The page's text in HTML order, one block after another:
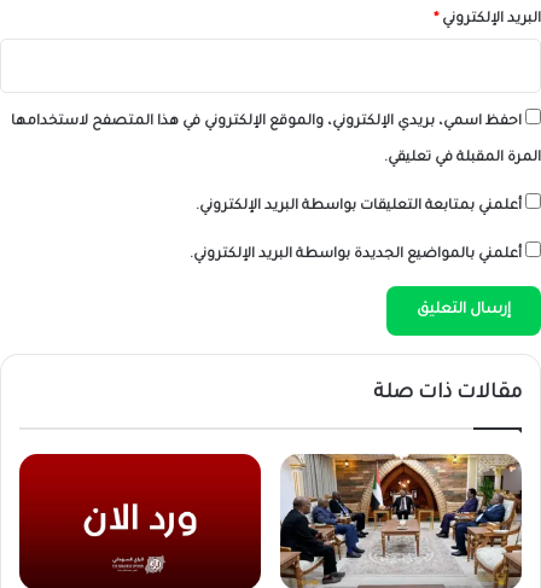
البريد الإلكتروني *
احفظ اسمي، بريدي الإلكتروني، والموقع الإلكتروني في هذا المتصفح لاستخدامها
المرة المقبلة في تعليقي.
أعلمني بمتابعة التعليقات بواسطة البريد الإلكتروني.
أعلمني بالمواضيع الجديدة بواسطة البريد الإلكتروني.
مقالات ذات صلة